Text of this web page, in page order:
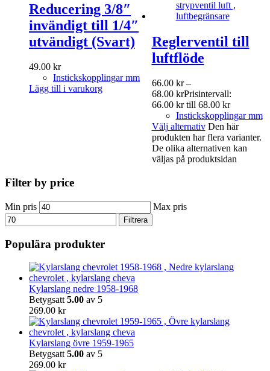
Reducering 3/8″
invändigt till 1/4″
utvändigt (Svart)
49.00 kr
Instickskopplingar mm
Lägg till i varukorg
Reglerventil till
luftflöde
66.00 kr –
68.00 krPrisintervall:
66.00 kr till 68.00 kr
Instickskopplingar mm
Välj alternativ Den här
produkten har flera varianter.
De olika alternativen kan
väljas på produktsidan
Filter by price
Min pris Max pris
Filtrera
Populära produkter
Kylarslang nedre 1958-1968
Betygsatt 5.00 av 5
269.00 kr
Kylarslang övre 1959-1965
Betygsatt 5.00 av 5
269.00 kr